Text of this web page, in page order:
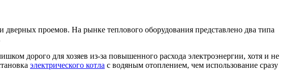
проемов. На рынке теплового оборудования представлено два типа
дорого для хозяев из-за повышенного расхода электроэнергии, хотя и не
электрического котла с водяным отоплением, чем использование сразу